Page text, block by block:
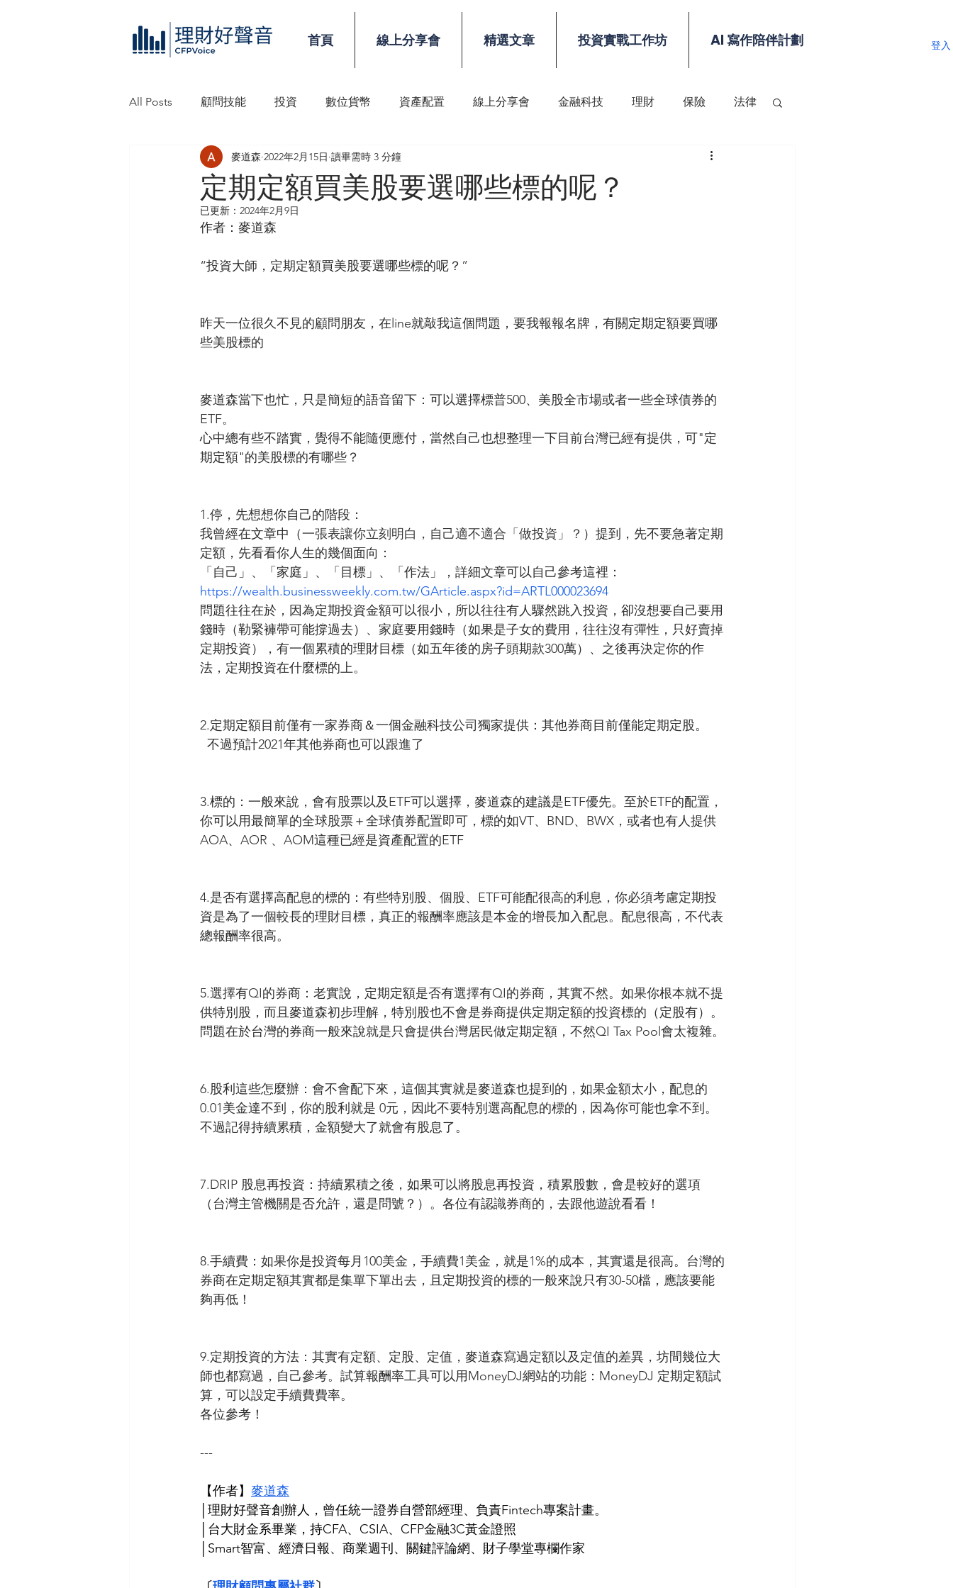
首頁 線上分享會 精選文章 投資實戰工作坊 AI 寫作陪伴計劃 登入
All Posts 顧問技能 投資 數位貨幣 資產配置 線上分享會 金融科技 理財 保險 法律
理財好聲音工作坊 信託 稅務 顧問技能
定期定額買美股要選哪些標的呢？
麥道森 2022年2月15日 讀畢需時 3 分鐘
已更新： 2024年2月9日
作者：麥道森
“投資大師，定期定額買美股要選哪些標的呢？”
昨天一位很久不見的顧問朋友，在line就敲我這個問題，要我報報名牌，有關定期定額要買哪
些美股標的
麥道森當下也忙，只是簡短的語音留下：可以選擇標普500、美股全市場或者一些全球債券的
ETF。
心中總有些不踏實，覺得不能隨便應付，當然自己也想整理一下目前台灣已經有提供，可"定
期定額"的美股標的有哪些？
1.停，先想想你自己的階段：
我曾經在文章中（一張表讓你立刻明白，自己適不適合「做投資」？ ）提到，先不要急著定期
定額，先看看你人生的幾個面向：
「自己」、「家庭」、「目標」、「作法」，詳細文章可以自己參考這裡：
https://wealth.businessweekly.com.tw/GArticle.aspx?id=ARTL000023694
問題往往在於，因為定期投資金額可以很小，所以往往有人驟然跳入投資，卻沒想要自己要用
錢時（勒緊褲帶可能撐過去）、家庭要用錢時（如果是子女的費用，往往沒有彈性，只好賣掉
定期投資），有一個累積的理財目標（如五年後的房子頭期款300萬）、之後再決定你的作
法，定期投資在什麼標的上。
2.定期定額目前僅有一家券商＆一個金融科技公司獨家提供：其他券商目前僅能定期定股。
  不過預計2021年其他券商也可以跟進了
3.標的：一般來說，會有股票以及ETF可以選擇，麥道森的建議是ETF優先。至於ETF的配置，
你可以用最簡單的全球股票＋全球債券配置即可，標的如VT、BND、BWX，或者也有人提供
AOA、AOR 、AOM這種已經是資產配置的ETF
4.是否有選擇高配息的標的：有些特別股、個股、ETF可能配很高的利息，你必須考慮定期投
資是為了一個較長的理財目標，真正的報酬率應該是本金的增長加入配息。配息很高，不代表
總報酬率很高。
5.選擇有QI的券商：老實說，定期定額是否有選擇有QI的券商，其實不然。如果你根本就不提
供特別股，而且麥道森初步理解，特別股也不會是券商提供定期定額的投資標的（定股有）。
問題在於台灣的券商一般來說就是只會提供台灣居民做定期定額，不然QI Tax Pool會太複雜。
6.股利這些怎麼辦：會不會配下來，這個其實就是麥道森也提到的，如果金額太小，配息的
0.01美金達不到，你的股利就是 0元，因此不要特別選高配息的標的，因為你可能也拿不到。
不過記得持續累積，金額變大了就會有股息了。
7.DRIP 股息再投資：持續累積之後，如果可以將股息再投資，積累股數，會是較好的選項
（台灣主管機關是否允許，還是問號？）。各位有認識券商的，去跟他遊說看看！
8.手續費：如果你是投資每月100美金，手續費1美金，就是1%的成本，其實還是很高。台灣的
券商在定期定額其實都是集單下單出去，且定期投資的標的一般來說只有30-50檔，應該要能
夠再低！
9.定期投資的方法：其實有定額、定股、定值，麥道森寫過定額以及定值的差異，坊間幾位大
師也都寫過，自己參考。試算報酬率工具可以用MoneyDJ網站的功能：MoneyDJ 定期定額試
算，可以設定手續費費率。
各位參考！
---
【作者】 麥道森
│理財好聲音創辦人，曾任統一證券自營部經理、負責Fintech專案計畫。
│台大財金系畢業，持CFA、CSIA、CFP金融3C黃金證照
│Smart智富、經濟日報、商業週刊、關鍵評論網、財子學堂專欄作家